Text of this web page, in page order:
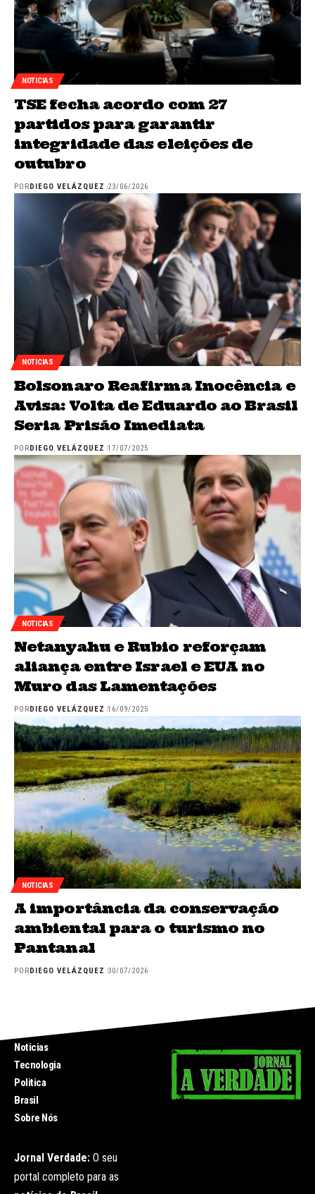
NOTICIAS
TSE fecha acordo com 27
partidos para garantir
integridade das eleições de
outubro
PORDIEGO VELÁZQUEZ 23/06/2026
NOTICIAS
Bolsonaro Reafirma Inocência e
Avisa: Volta de Eduardo ao Brasil
Seria Prisão Imediata
PORDIEGO VELÁZQUEZ 17/07/2025
NOTICIAS
Netanyahu e Rubio reforçam
aliança entre Israel e EUA no
Muro das Lamentações
POR DIEGO VELÁZQUEZ 16/09/2025
NOTICIAS
A importância da conservação
ambiental para o turismo no
Pantanal
POR DIEGO VELÁZQUEZ 30/07/2026
Noticias
Tecnologia
Politica
Brasil
Sobre Nós
Jornal Verdade: O seu
portal completo para as